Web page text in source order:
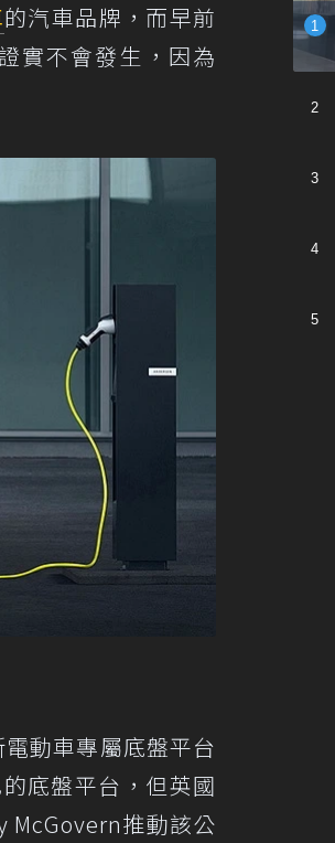
的汽車品牌，而早前
實不會發生，因為
動車專屬底盤平台
底盤平台，但英國
McGovern推動該公